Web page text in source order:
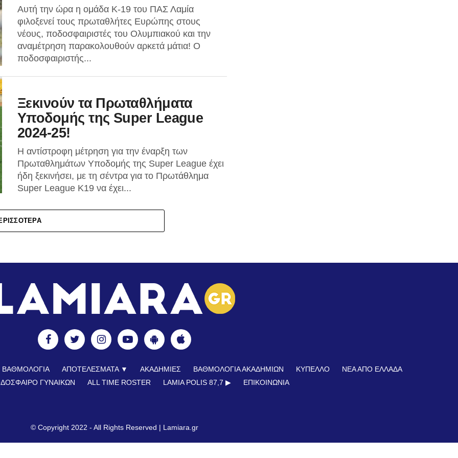
Αυτή την ώρα η ομάδα Κ-19 του ΠΑΣ Λαμία
φιλοξενεί τους πρωταθλήτες Ευρώπης στους
νέους, ποδοσφαιριστές του Ολυμπιακού και την
αναμέτρηση παρακολουθούν αρκετά μάτια! Ο
ποδοσφαιριστής...
Ξεκινούν τα Πρωταθλήματα
Υποδομής της Super League
2024-25!
Η αντίστροφη μέτρηση για την έναρξη των
Πρωταθλημάτων Υποδομής της Super League έχει
ήδη ξεκινήσει, με τη σέντρα για το Πρωτάθλημα
Super League K19 να έχει...
ΒΑΘΜΟΛΟΓΙΑ ΑΠΟΤΕΛΕΣΜΑΤΑ ▼ ΑΚΑΔΗΜΙΕΣ ΒΑΘΜΟΛΟΓΙΑ ΑΚΑΔΗΜΙΩΝ ΚΥΠΕΛΛΟ
ΝΕΑ ΑΠΟ ΕΛΛΑΔΑ
ΓΥΝΑΙΚΩΝ
ALL TIME ROSTER LAMIA POLIS 87,7 ▶︎ ΕΠΙΚΟΙΝΩΝΊΑ
© Copyright 2022 - All Rights Reserved | Lamiara.gr